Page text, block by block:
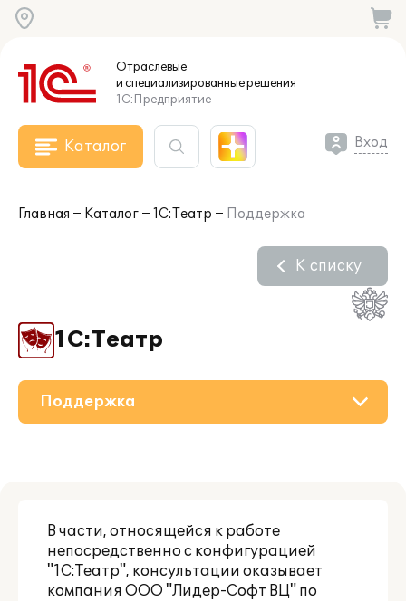
Отраслевые
и специализированныерешения
1С:Предприятие
Каталог Вход
Главная Каталог 1С:Театр Поддержка
1С:Театр
К списку
Поддержка
Материалы
Партнерам
В части, относящейся к работе
непосредственно с конфигурацией
"1С:Театр", консультации оказывает
компания ООО "Лидер-Софт ВЦ" по